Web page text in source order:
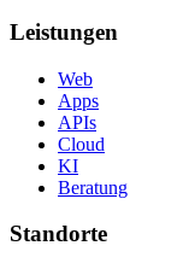
Leistungen
Web
Apps
APIs
Cloud
KI
Beratung
Standorte